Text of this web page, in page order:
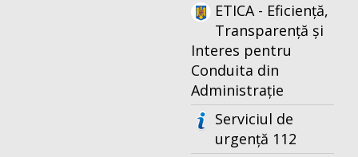
ETICA - Eficiență,
Transparență și
Interes pentru
Conduita din
Administrație
Serviciul de
urgență 112